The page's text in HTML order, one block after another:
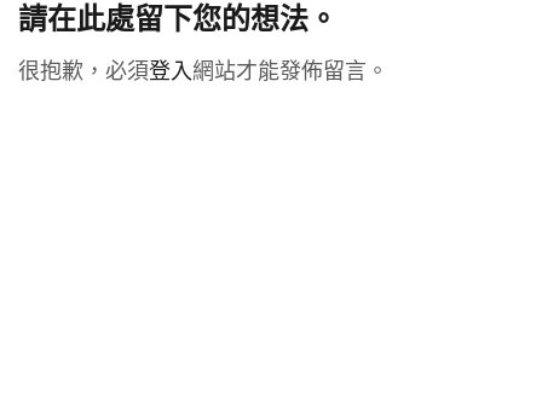
請在此處留下您的想法。
很抱歉，必須登入網站才能發佈留言。